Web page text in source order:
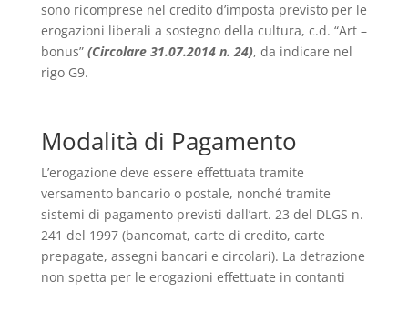
sono ricomprese nel credito d’imposta previsto per le
erogazioni liberali a sostegno della cultura, c.d. “Art –
bonus” (Circolare 31.07.2014 n. 24), da indicare nel
rigo G9.
Modalità di Pagamento
L’erogazione deve essere effettuata tramite
versamento bancario o postale, nonché tramite
sistemi di pagamento previsti dall’art. 23 del DLGS n.
241 del 1997 (bancomat, carte di credito, carte
prepagate, assegni bancari e circolari). La detrazione
non spetta per le erogazioni effettuate in contanti